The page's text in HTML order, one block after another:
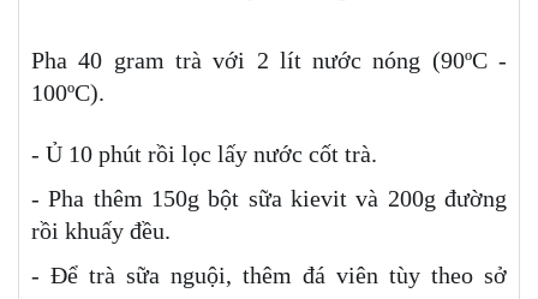
Pha 40 gram trà với 2 lít nước nóng (90ºC -
100ºC).
- Ủ 10 phút rồi lọc lấy nước cốt trà.
- Pha thêm 150g bột sữa kievit và 200g đường
rồi khuấy đều.
- Để trà sữa nguội, thêm đá viên tùy theo sở